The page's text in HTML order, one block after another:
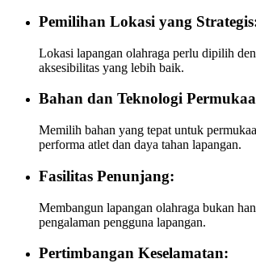
Pemilihan Lokasi yang
Lokasi lapangan olahraga perlu dipilih
aksesibilitas yang lebih baik.
Bahan dan Teknologi
Memilih bahan yang tepat untuk
performa atlet dan daya tahan lapangan.
Fasilitas Penunjang:
Membangun lapangan olahraga bukan
pengalaman pengguna lapangan.
Pertimbangan Keselamatan: